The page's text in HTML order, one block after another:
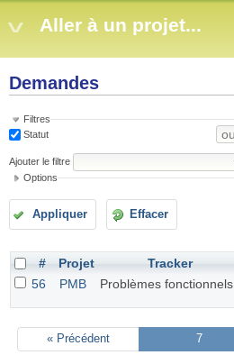
Aller à un projet...
Demandes
Filtres
Statut
Ajouter le filtre
Options
Appliquer Effacer
# Projet Tracker
56
PMB Problèmes fonctionnels
« Précédent 7